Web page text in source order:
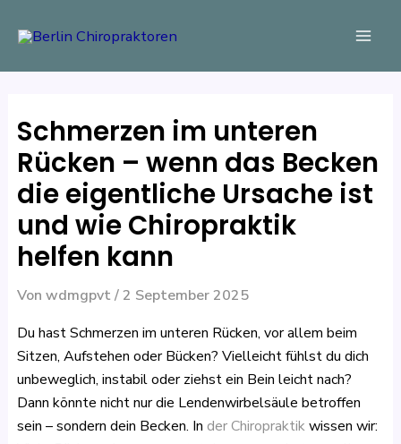
Inhalt
Schmerzen im unteren
Rücken – wenn das Becken
die eigentliche Ursache ist
und wie Chiropraktik
helfen kann
Von wdmgpvt/2 September 2025
Du hast Schmerzen im unteren Rücken, vor allem beim
Sitzen, Aufstehen oder Bücken? Vielleicht fühlst du dich
unbeweglich, instabil oder ziehst ein Bein leicht nach?
Dann könnte nicht nur die Lendenwirbelsäule betroffen
sein – sondern dein Becken. In der Chiropraktikwissen wir: